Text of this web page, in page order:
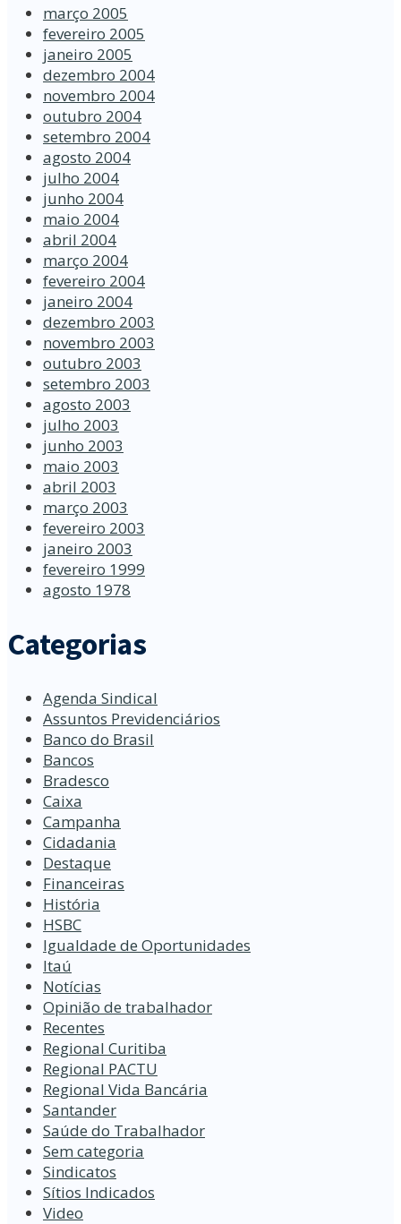
março 2005
fevereiro 2005
janeiro 2005
dezembro 2004
novembro 2004
outubro 2004
setembro 2004
agosto 2004
julho 2004
junho 2004
maio 2004
abril 2004
março 2004
fevereiro 2004
janeiro 2004
dezembro 2003
novembro 2003
outubro 2003
setembro 2003
agosto 2003
julho 2003
junho 2003
maio 2003
abril 2003
março 2003
fevereiro 2003
janeiro 2003
fevereiro 1999
agosto 1978
Categorias
Agenda Sindical
Assuntos Previdenciários
Banco do Brasil
Bancos
Bradesco
Caixa
Campanha
Cidadania
Destaque
Financeiras
História
HSBC
Igualdade de Oportunidades
Itaú
Notícias
Opinião de trabalhador
Recentes
Regional Curitiba
Regional PACTU
Regional Vida Bancária
Santander
Saúde do Trabalhador
Sem categoria
Sindicatos
Sítios Indicados
Video